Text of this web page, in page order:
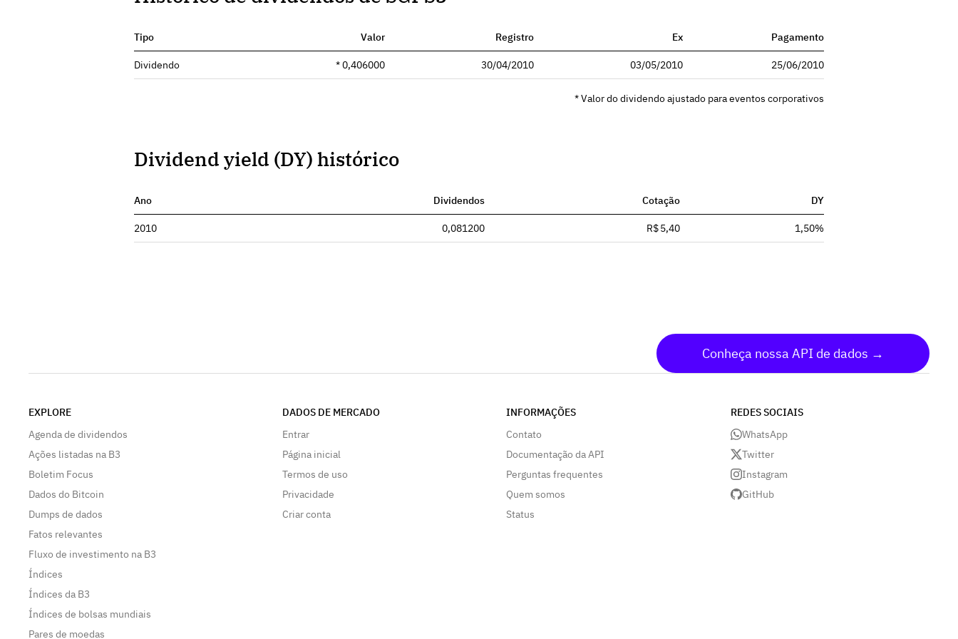
Tipo Valor Registro Ex Pagamento
Dividendo * 0,406000 30/04/2010 03/05/2010 25/06/2010
* Valor do dividendo ajustado para eventos corporativos
Dividend yield (DY) histórico
Ano Dividendos Cotação DY
2010 0,081200 R$ 5,40 1,50%
Conheça nossa API de dados →
EXPLORE
Agenda de dividendos
Ações listadas na B3
Boletim Focus
Dados do Bitcoin
Dumps de dados
Fatos relevantes
Fluxo de investimento na B3
Índices
Índices da B3
Índices de bolsas mundiais
Pares de moedas
DADOS DE MERCADO
Entrar
Página inicial
Termos de uso
Privacidade
Criar conta
INFORMAÇÕES
Contato
Documentação da API
Perguntas frequentes
Quem somos
Status
REDES SOCIAIS
WhatsApp
Twitter
Instagram
GitHub